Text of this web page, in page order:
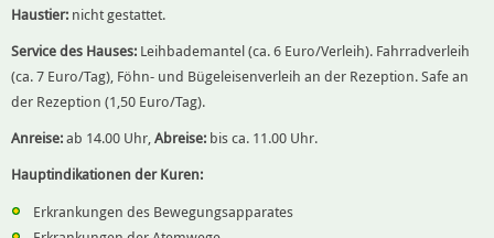
Haustier: nicht gestattet.
Service des Hauses: Leihbademantel (ca. 6 Euro/Verleih). Fahrradverleih
(ca. 7 Euro/Tag), Föhn- und Bügeleisenverleih an der Rezeption. Safe an
der Rezeption (1,50 Euro/Tag).
Anreise:ab 14.00 Uhr,Abreise: bis ca. 11.00 Uhr.
Hauptindikationen der Kuren:
Erkrankungen des Bewegungsapparates